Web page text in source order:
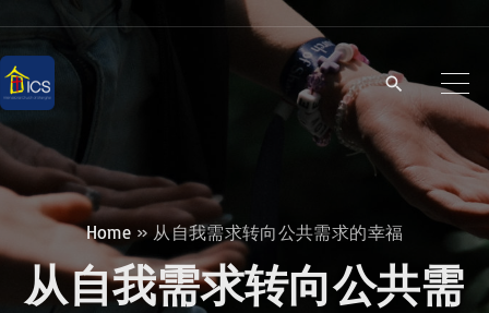
i
p
t
o
o
Home » 从自我需求转向公共需求的幸福
从自我需求转向公共需